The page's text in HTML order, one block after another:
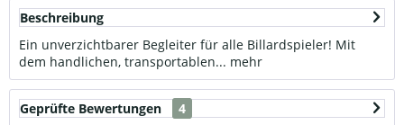
Beschreibung
Ein unverzichtbarer Begleiter für alle Billardspieler! Mit
dem handlichen, transportablen... mehr
Geprüfte Bewertungen
4